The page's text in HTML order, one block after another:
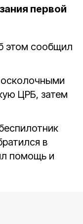
первой
этом сообщил
ЦРБ, затем
в
помощь и